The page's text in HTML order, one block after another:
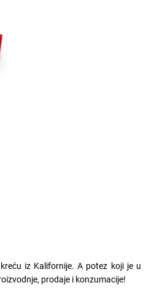
iz Kalifornije. A potez koji je u
prodaje i konzumacije!